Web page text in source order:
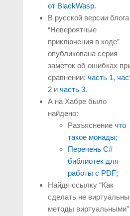
от BlackWasp.
В русской версии блога
“Невероятные
приключения в коде”
опубликована серия
заметок об ошибках
сравнении: часть 1,
2и часть 3.
А на Хабре было
найдено:
Разъяснение что
такое монады;
Перечень C#
библиотек для
работы с PDF;
Найдя ссылку “Как
сделать не
методы виртуальными”